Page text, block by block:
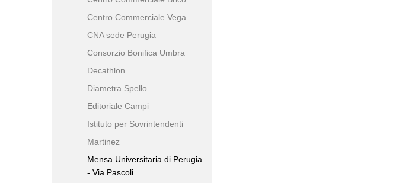
Centro Commerciale Vega
CNA sede Perugia
Consorzio Bonifica Umbra
Decathlon
Diametra Spello
Editoriale Campi
Istituto per Sovrintendenti
Martinez
Mensa Universitaria di Perugia
- Via Pascoli